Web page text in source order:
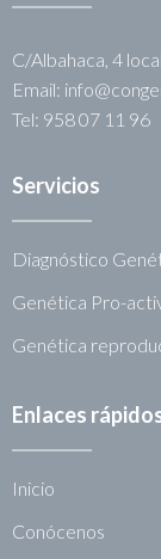
C/Albahaca, 4
Email:
Tel: 958 07 11 96
Servicios
Diagnóstico
Genética Pro-
Genética
Enlaces
Inicio
Conócenos